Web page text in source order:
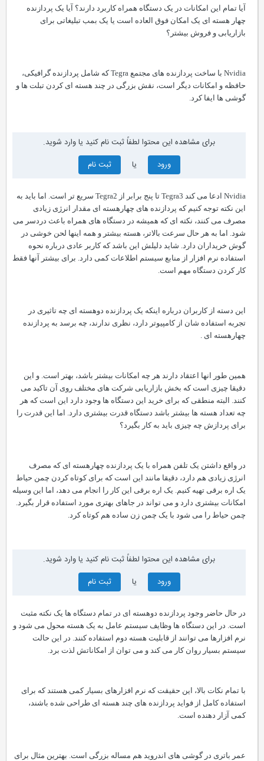
آیا تمام این امکانات در یک دستگاه همراه کاربرد دارند؟ آیا یک پردازنده
چهار هسته ای یک امکان فوق العاده است یا یک بمب تبلیغاتی برای
بازاریابی و فروش بیشتر؟
Nvidia با ساخت پردازنده های مجتمع Tegra که شامل پردازنده گرافیکی،
حافظه و امکانات دیگر است، نقش بزرگی در چند هسته ای کردن تبلت ها و
گوشی ها ایفا کرد.
برای مشاهده این محتوا لطفاً ثبت نام کنید یا وارد شوید.
ورود
ثبت نام
Nvidia ادعا می کند Tegra3 تا پنج برابر از Tegra2 سریع تر است. اما باید به
این نکته توجه کنیم که پردازنده های چهارهسته ای مقدار انرژی زیادی
مصرف می کنند، نکته ای که همیشه در دستگاه های همراه باعث دردسر می
شود. اما به هر حال سرعت بالاتر، هسته بیشتر و همه اینها لحن خوشی در
گوش خریداران دارد. شاید دلیلش این باشد که کاربر عادی درباره نحوه
استفاده نرم افزار از منابع سیستم اطلاعات کمی دارد. برای بیشتر آنها فقط
کار کردن دستگاه مهم است.
این دسته از کاربران درباره اینکه یک پردازنده دوهسته ای چه تاثیری در
تجربه استفاده شان از کامپیوتر دارد، نظری ندارند، چه برسد به پردازنده
چهارهسته ای .
همین طور انها اعتقاد دارند هر چه امکانات بیشتر باشد، بهتر است. و این
دقیقا چیزی است که بخش بازاریابی شرکت های مختلف روی آن تاکید می
کنند. البته منطقی که برای خرید این دستگاه ها وجود دارد این است که هر
چه تعداد هسته ها بیشتر باشد دستگاه قدرت بیشتری دارد. اما این قدرت را
برای پردازش چه چیزی باید به کار بگیرد؟
در واقع داشتن یک تلفن همراه با یک پردازنده چهارهسته ای که مصرف
انرژی زیادی هم دارد، دقیقا مانند این است که برای کوتاه کردن چمن حیاط
یک اره برقی تهیه کنیم. یک اره برقی این کار را انجام می دهد، اما این وسیله
امکانات بیشتری دارد و می تواند در جاهای بهتری مورد استفاده قرار بگیرد.
چمن حیاط را می شود با یک چمن زن ساده هم کوتاه کرد.
برای مشاهده این محتوا لطفاً ثبت نام کنید یا وارد شوید.
ورود
ثبت نام
در حال حاضر وجود پردازنده دوهسته ای در تمام دستگاه ها یک نکته مثبت
است. در این دستگاه ها وظایف سیستم عامل به یک هسته محول می شود و
نرم افزارها می توانند از قابلیت هسته دوم استفاده کنند. در این حالت
سیستم بسیار روان کار می کند و می توان از امکاناتش لذت برد.
با تمام نکات بالا، این حقیقت که نرم افزارهای بسیار کمی هستند که برای
استفاده کامل از فواید پردازنده های چند هسته ای طراحی شده باشند،
کمی آزار دهنده است.
عمر باتری در گوشی های اندروید هم مساله بزرگی است. بهترین مثال برای